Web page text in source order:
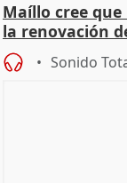
Maíllo cree
la renovación
Sonido